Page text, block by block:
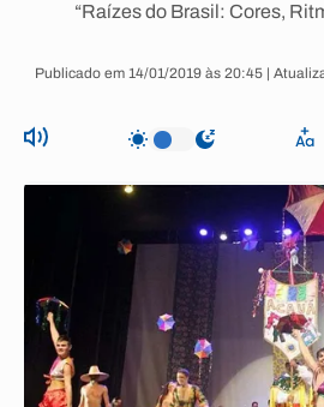
“Raízes do Brasil: Cores,
Publicado em 14/01/2019 às 20:45 |